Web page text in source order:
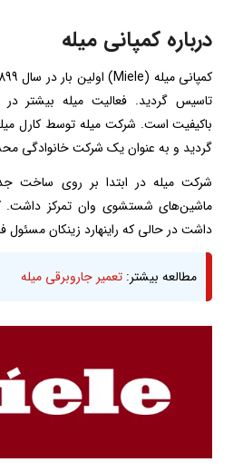
درباره کمپانی میله
تاسیس گردید. فعالیت میله بیشتر در
باکیفیت است. شرکت میله توسط کارل
گردید و به عنوان یک شرکت خانوادگی
شرکت میله در ابتدا بر روی ساخت
ماشین‌های شستشوی وان تمرکز داشت.
داشت در حالی که راینهارد زینکان مسئول
مطالعه بیشتر: تعمیر جاروبرقی میله